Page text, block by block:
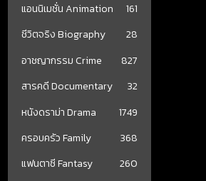
แอนนิเมชั่น Animation
161
ชีวิตจริง Biography
28
อาชญากรรม Crime
827
สารคดี Documentary
32
หนังดราม่า Drama
1749
ครอบครัว Family
368
แฟนตาซี Fantasy
260